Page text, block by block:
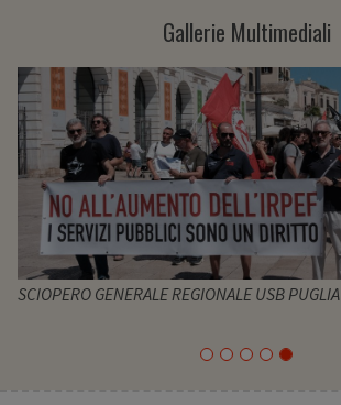
Gallerie Multimediali
SCIOPERO GENERALE REGIONALE USB PUGLIA